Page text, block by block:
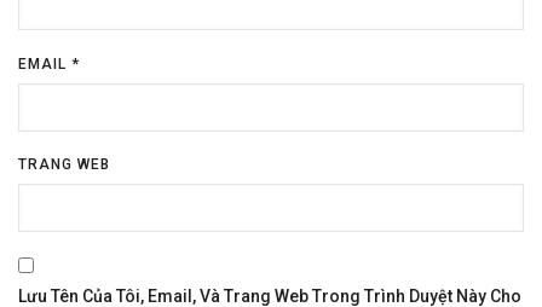
EMAIL *
TRANG WEB
Lưu Tên Của Tôi, Email, Và Trang Web Trong Trình Duyệt Này Cho